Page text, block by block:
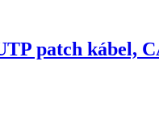
patch kábel,